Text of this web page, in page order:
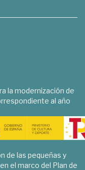
la modernización de
al año
de las pequeñas y
el marco del Plan de